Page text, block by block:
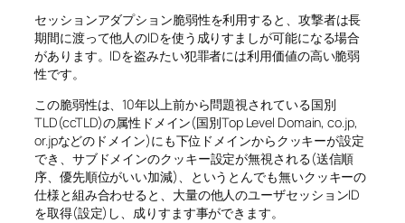
セッションアダプション脆弱性を利用すると、攻撃者は長
期間に渡って他人のIDを使う成りすましが可能になる場合
があります。IDを盗みたい犯罪者には利用価値の高い脆弱
性です。
この脆弱性は、10年以上前から問題視されている国別
TLD(ccTLD)の属性ドメイン(国別Top Level Domain, co.jp,
or.jpなどのドメイン)にも下位ドメインからクッキーが設定
でき、サブドメインのクッキー設定が無視される(送信順
序、優先順位がいい加減)、というとんでも無いクッキーの
仕様と組み合わせると、大量の他人のユーザセッションID
を取得(設定)し、成りすます事ができます。